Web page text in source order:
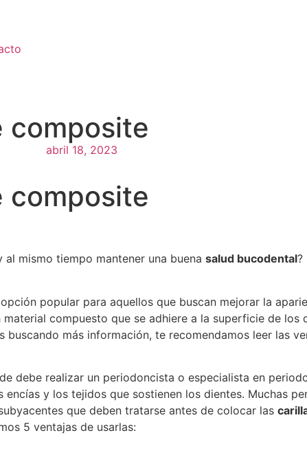
composite
abril 18, 2023
composite
mismo tiempo mantener una buena salud bucodental?
popular para aquellos que buscan mejorar la
material compuesto que se adhiere a la superficie de
más información, te recomendamos leer las
debe realizar un periodoncista o especialista en
y los tejidos que sostienen los dientes. Muchas
que deben tratarse antes de colocar las
5 ventajas de usarlas: